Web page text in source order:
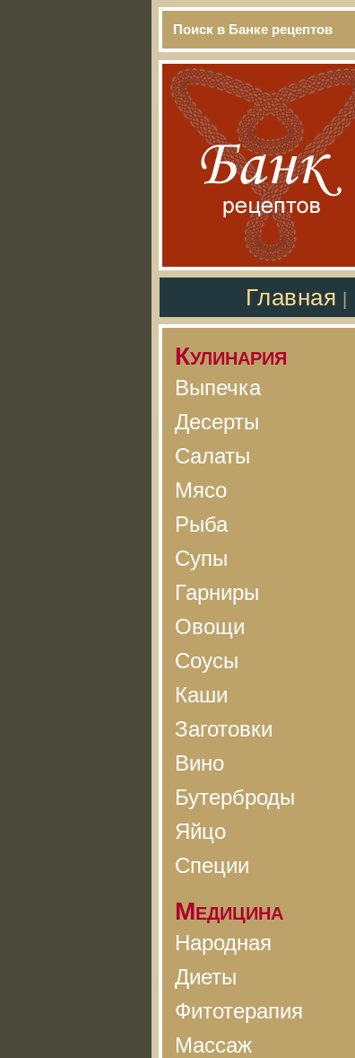
Поиск в Банке рецептов
Главная
Кулинария
Выпечка
Десерты
Салаты
Мясо
Рыба
Супы
Гарниры
Овощи
Соусы
Каши
Заготовки
Вино
Бутерброды
Яйцо
Специи
Медицина
Народная
Диеты
Фитотерапия
Массаж